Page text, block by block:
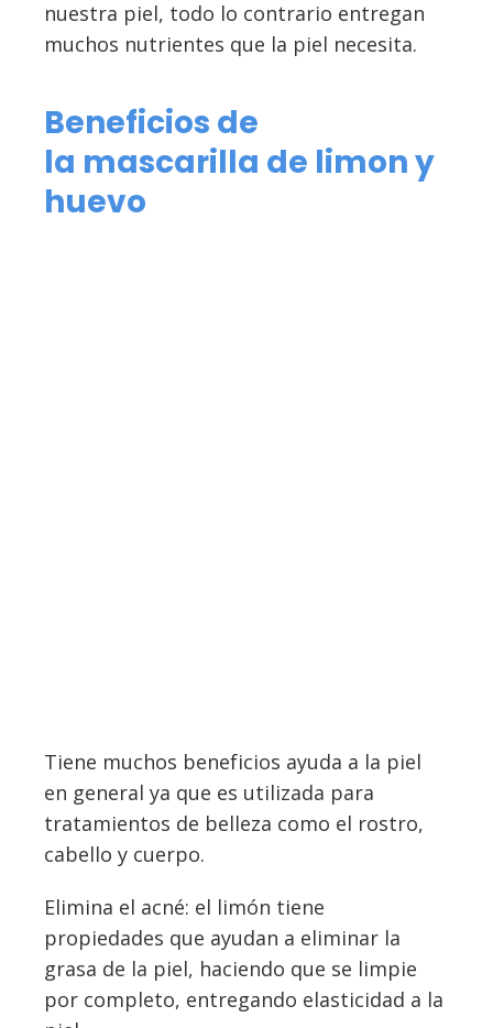
nuestra piel, todo lo contrario entregan
muchos nutrientes que la piel necesita.
Beneficios de
la mascarilla de limon y
huevo
Tiene muchos beneficios ayuda a la piel
en general ya que es utilizada para
tratamientos de belleza como el rostro,
cabello y cuerpo.
Elimina el acné: el limón tiene
propiedades que ayudan a eliminar la
grasa de la piel, haciendo que se limpie
por completo, entregando elasticidad a la